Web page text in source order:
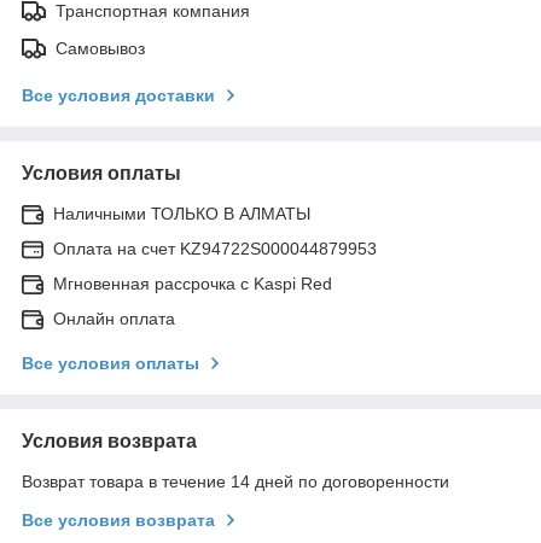
Транспортная компания
Самовывоз
Все условия доставки
Условия оплаты
Наличными ТОЛЬКО В АЛМАТЫ
Оплата на счет KZ94722S000044879953
Мгновенная рассрочка с Kaspi Red
Онлайн оплата
Все условия оплаты
Условия возврата
Возврат товара в течение 14 дней по договоренности
Все условия возврата